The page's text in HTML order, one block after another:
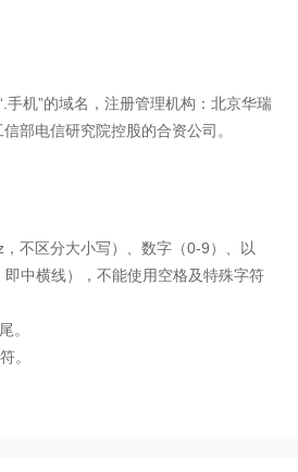
手机”的域名，注册管理机构：北京华瑞
部电信研究院控股的合资公司。
不区分大小写）、数字（0-9）、以
中横线），不能使用空格及特殊字符
。
。